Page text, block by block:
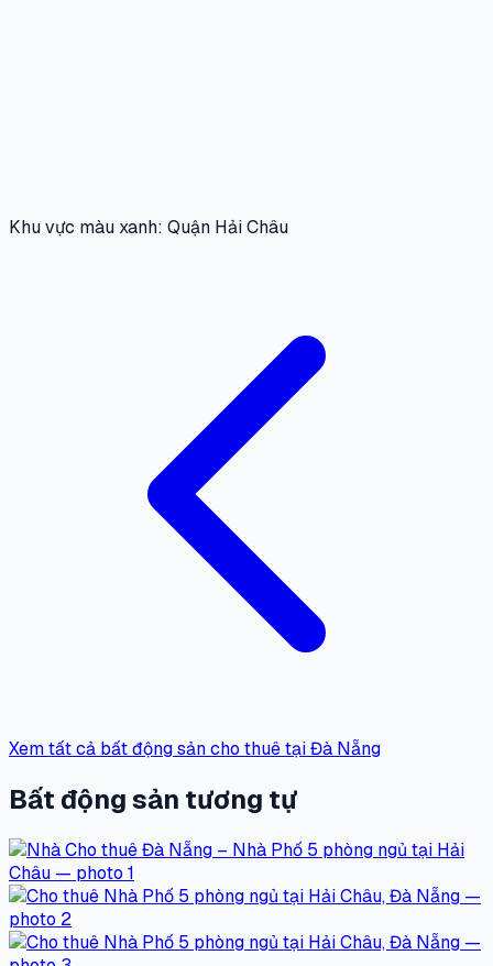
Khu vực màu xanh: Quận Hải Châu
Xem tất cả bất động sản cho thuê tại Đà Nẵng
Bất động sản tương tự